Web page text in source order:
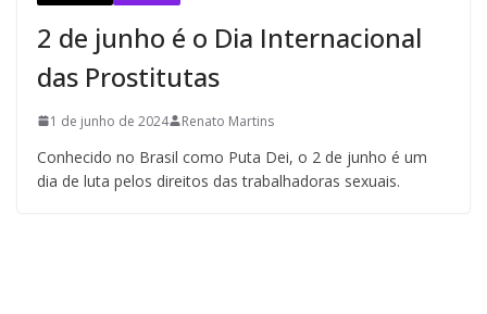
2 de junho é o Dia Internacional
das Prostitutas
1 de junho de 2024 Renato Martins
Conhecido no Brasil como Puta Dei, o 2 de junho é um
dia de luta pelos direitos das trabalhadoras sexuais.